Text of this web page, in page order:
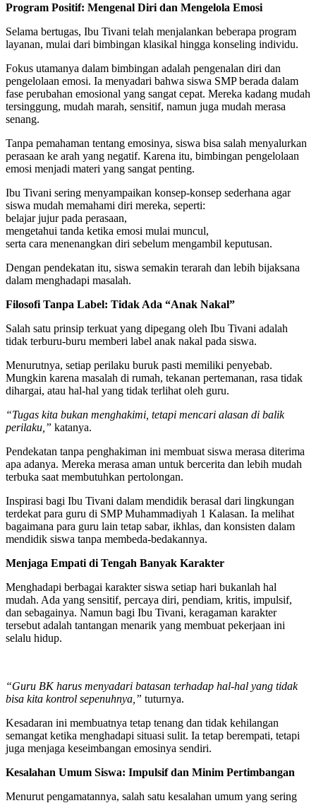
Program Positif: Mengenal Diri dan Mengelola Emosi
Selama bertugas, Ibu Tivani telah menjalankan beberapa program
layanan, mulai dari bimbingan klasikal hingga konseling individu.
Fokus utamanya dalam bimbingan adalah pengenalan diri dan
pengelolaan emosi. Ia menyadari bahwa siswa SMP berada dalam
fase perubahan emosional yang sangat cepat. Mereka kadang mudah
tersinggung, mudah marah, sensitif, namun juga mudah merasa
senang.
Tanpa pemahaman tentang emosinya, siswa bisa salah menyalurkan
perasaan ke arah yang negatif. Karena itu, bimbingan pengelolaan
emosi menjadi materi yang sangat penting.
Ibu Tivani sering menyampaikan konsep-konsep sederhana agar
siswa mudah memahami diri mereka, seperti:
belajar jujur pada perasaan,
mengetahui tanda ketika emosi mulai muncul,
serta cara menenangkan diri sebelum mengambil keputusan.
Dengan pendekatan itu, siswa semakin terarah dan lebih bijaksana
dalam menghadapi masalah.
Filosofi Tanpa Label: Tidak Ada “Anak Nakal”
Salah satu prinsip terkuat yang dipegang oleh Ibu Tivani adalah
tidak terburu-buru memberi label anak nakal pada siswa.
Menurutnya, setiap perilaku buruk pasti memiliki penyebab.
Mungkin karena masalah di rumah, tekanan pertemanan, rasa tidak
dihargai, atau hal-hal yang tidak terlihat oleh guru.
“Tugas kita bukan menghakimi, tetapi mencari alasan di balik
perilaku,” katanya.
Pendekatan tanpa penghakiman ini membuat siswa merasa diterima
apa adanya. Mereka merasa aman untuk bercerita dan lebih mudah
terbuka saat membutuhkan pertolongan.
Inspirasi bagi Ibu Tivani dalam mendidik berasal dari lingkungan
terdekat para guru di SMP Muhammadiyah 1 Kalasan. Ia melihat
bagaimana para guru lain tetap sabar, ikhlas, dan konsisten dalam
mendidik siswa tanpa membeda-bedakannya.
Menjaga Empati di Tengah Banyak Karakter
Menghadapi berbagai karakter siswa setiap hari bukanlah hal
mudah. Ada yang sensitif, percaya diri, pendiam, kritis, impulsif,
dan sebagainya. Namun bagi Ibu Tivani, keragaman karakter
tersebut adalah tantangan menarik yang membuat pekerjaan ini
selalu hidup.
“Guru BK harus menyadari batasan terhadap hal-hal yang tidak
bisa kita kontrol sepenuhnya,” tuturnya.
Kesadaran ini membuatnya tetap tenang dan tidak kehilangan
semangat ketika menghadapi situasi sulit. Ia tetap berempati, tetapi
juga menjaga keseimbangan emosinya sendiri.
Kesalahan Umum Siswa: Impulsif dan Minim Pertimbangan
Menurut pengamatannya, salah satu kesalahan umum yang sering